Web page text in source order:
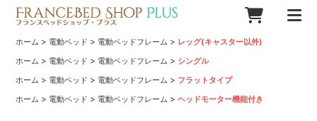
ホーム > 電動ベッド > 電動ベッドフレーム > レッグ(キャスター以外)
ホーム > 電動ベッド > 電動ベッドフレーム > シングル
ホーム > 電動ベッド > 電動ベッドフレーム > フラットタイプ
ホーム > 電動ベッド > 電動ベッドフレーム >ヘッドモーター機能付き